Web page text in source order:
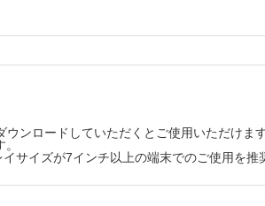
ンロードしていただくとご使用いただけます
サイズが7インチ以上の端末でのご使用を推